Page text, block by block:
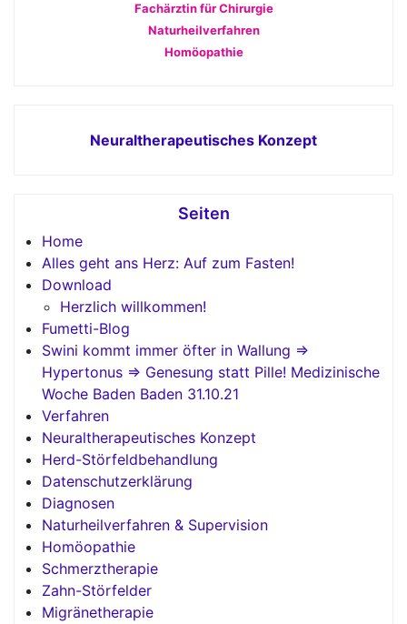
Fachärztin für Chirurgie
Naturheilverfahren
Homöopathie
Neuraltherapeutisches Konzept
Seiten
Home
Alles geht ans Herz: Auf zum Fasten!
Download
Herzlich willkommen!
Fumetti-Blog
Swini kommt immer öfter in Wallung =>
Hypertonus => Genesung statt Pille! Medizinische
Woche Baden Baden 31.10.21
Verfahren
Neuraltherapeutisches Konzept
Herd-Störfeldbehandlung
Datenschutzerklärung
Diagnosen
Naturheilverfahren & Supervision
Homöopathie
Schmerztherapie
Zahn-Störfelder
Migränetherapie